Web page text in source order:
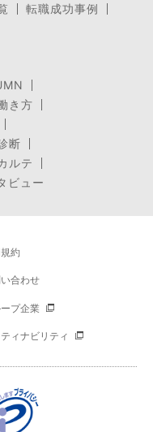
転職成功事例
き方
断
ルテ
ビュー
約
合わせ
プ企業
ィナビリティ